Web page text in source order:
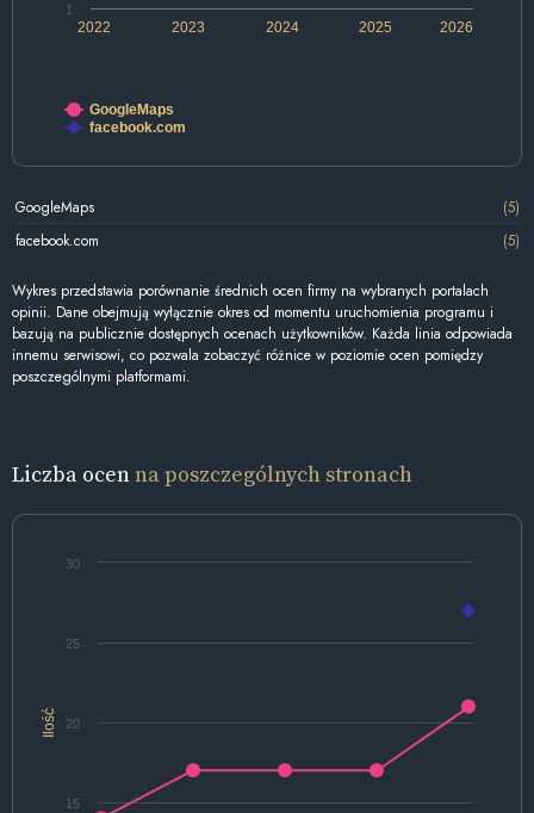
2022 2024 2026
2023 2025
1
GoogleMaps
facebook.com
GoogleMaps
(5)
facebook.com
(5)
Wykres przedstawia porównanie średnich ocen firmy na wybranych portalach
opinii. Dane obejmują wyłącznie okres od momentu uruchomienia programu i
bazują na publicznie dostępnych ocenach użytkowników. Każda linia odpowiada
innemu serwisowi, co pozwala zobaczyć różnice w poziomie ocen pomiędzy
poszczególnymi platformami.
Liczba ocenna poszczególnych stronach
Ilość 20
15
25
30